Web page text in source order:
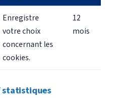
Enregistre
votre choix
concernant les
cookies.
12
mois
statistiques